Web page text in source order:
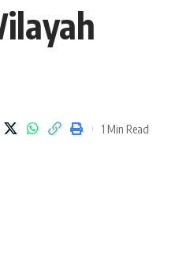
1 Min Read